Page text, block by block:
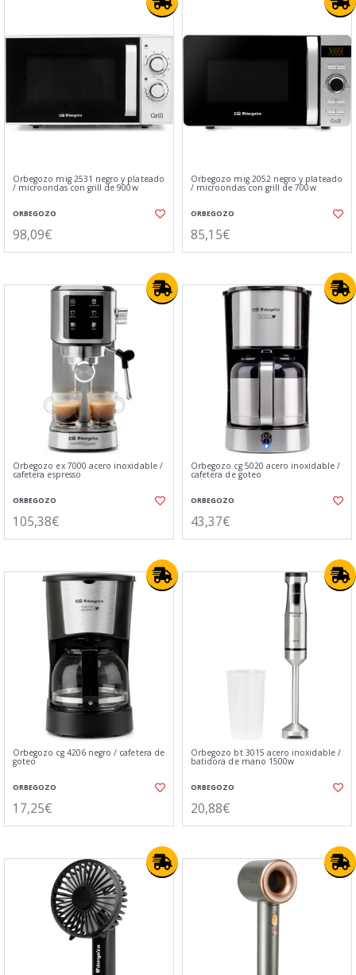
Orbegozo mig 2531 negro y plateado
/ microondas con grill de 900w
ORBEGOZO
98,09€
Orbegozo mig 2052 negro y plateado
/ microondas con grill de 700w
ORBEGOZO
85,15€
Orbegozo ex 7000 acero inoxidable /
cafetera espresso
ORBEGOZO
105,38€
Orbegozo cg 5020 acero inoxidable /
cafetera de goteo
ORBEGOZO
43,37€
Orbegozo cg 4206 negro / cafetera de
goteo
ORBEGOZO
17,25€
Orbegozo bt 3015 acero inoxidable /
batidora de mano 1500w
ORBEGOZO
20,88€